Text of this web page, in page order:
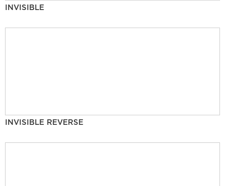
INVISIBLE
INVISIBLE REVERSE